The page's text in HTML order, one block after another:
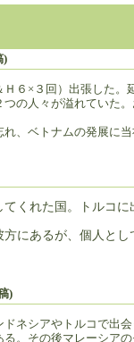
)
６×３回）出張した
の人々が溢れていた
、ベトナムの発展に
くれた国。トルコに
方にあるが、個人と
)
ネシアやトルコで出
。その後マレーシア